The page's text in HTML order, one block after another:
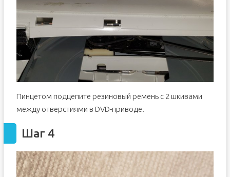
Пинцетом подцепите резиновый ремень с 2 шкивами
между отверстиями в DVD-приводе.
Шаг 4